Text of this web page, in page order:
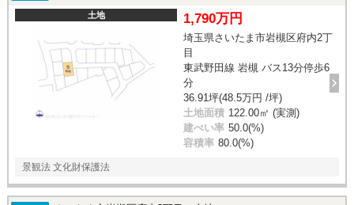
土地 1,790万円
埼玉県さいたま市岩槻区府内2丁
目
東武野田線 岩槻 バス13分停歩6
分
36.91坪(48.5万円 /坪)
土地面積 122.00㎡ (実測)
建ぺい率 50.0(%)
容積率 80.0(%)
景観法 文化財保護法